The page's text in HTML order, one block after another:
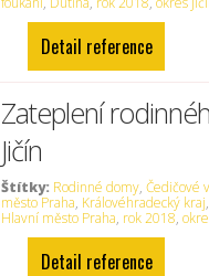
Detail reference
Zateplení
Jičín
Štítky: Rodinné domy,Čedičové
město Praha, Královéhradecký kraj
Hlavní město Praha, rok 2018,
Detail reference